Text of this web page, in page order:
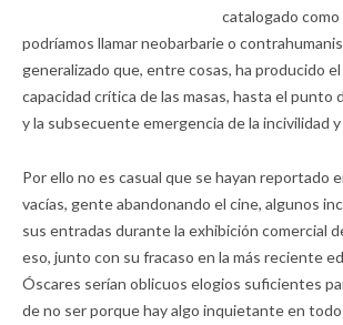
catalogado
podríamos llamar neobarbarie o
generalizado que, entre cosas, ha producido
capacidad crítica de las masas, hasta el punto
y la subsecuente emergencia de la incivilidad
Por ello no es casual que se hayan reportado
vacías, gente abandonando el cine, algunos
sus entradas durante la exhibición comercial
eso, junto con su fracaso en la más reciente
Óscares serían oblicuos elogios suficientes
de no ser porque hay algo inquietante en